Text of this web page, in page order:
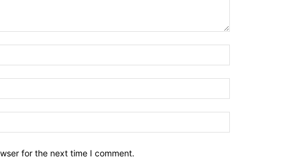
for the next time I comment.